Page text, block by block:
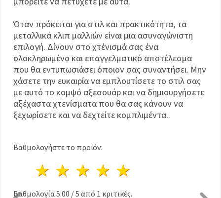
Όταν πρόκειται για στιλ και πρακτικότητα, τα
μεταλλικά κλιπ μαλλιών είναι μια ασυναγώνιστη
επιλογή. Δίνουν στο χτένισμά σας ένα
ολοκληρωμένο και επαγγελματικό αποτέλεσμα
που θα εντυπωσιάσει όποιον σας συναντήσει. Μην
χάσετε την ευκαιρία να εμπλουτίσετε το στιλ σας
με αυτό το κομψό αξεσουάρ και να δημιουργήσετε
αξέχαστα χτενίσματα που θα σας κάνουν να
ξεχωρίσετε και να δεχτείτε κομπλιμέντα..
Βαθμολογήστε το προϊόν:
4 Αστέρια
3 Αστέρια
2 Αστέρια
1 Αστέρι
Βαθμολογία 5.00 /5 από 1 κριτικές.